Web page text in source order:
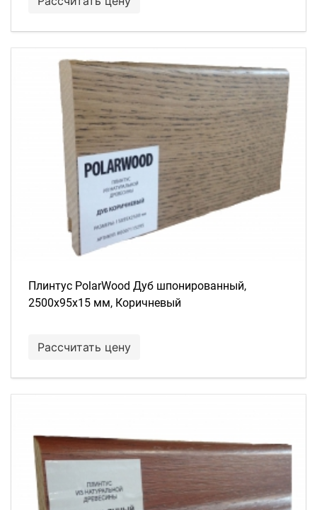
Плинтус PolarWood Дуб шпонированный,
2500х95х15 мм, Коричневый
Рассчитать цену